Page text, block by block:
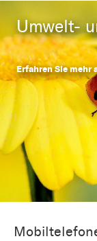
Umwelt-
Erfahren Sie mehr